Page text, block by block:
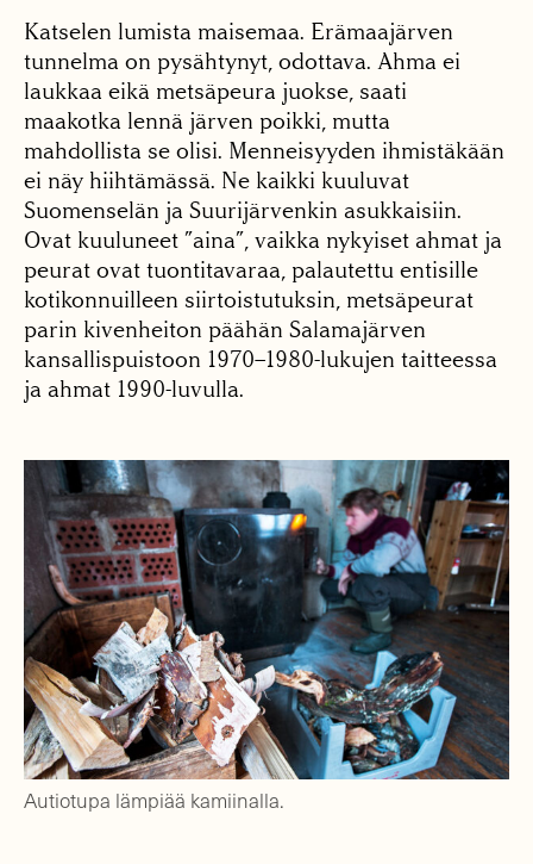
Katselen lumista maisemaa. Erämaajärven
tunnelma on pysähtynyt, odottava. Ahma ei
laukkaa eikä metsäpeura juokse, saati
maakotka lennä järven poikki, mutta
mahdollista se olisi. Menneisyyden ihmistäkään
ei näy hiihtämässä. Ne kaikki kuuluvat
Suomenselän ja Suurijärvenkin asukkaisiin.
Ovat kuuluneet ”aina”, vaikka nykyiset ahmat ja
peurat ovat tuontitavaraa, palautettu entisille
kotikonnuilleen siirtoistutuksin, metsäpeurat
parin kivenheiton päähän Salamajärven
kansallispuistoon 1970–1980-lukujen taitteessa
ja ahmat 1990-luvulla.
Autiotupa lämpiää kamiinalla.